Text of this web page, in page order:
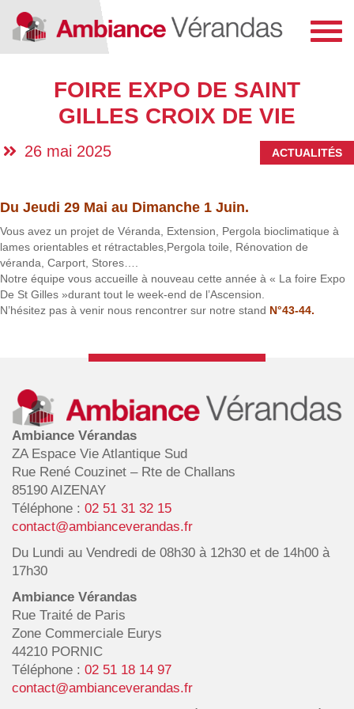
FOIRE EXPO DE SAINT
GILLES CROIX DE VIE
26 mai 2025 ACTUALITÉS
Du Jeudi 29 Mai au Dimanche 1 Juin.
Vous avez un projet de Véranda, Extension, Pergola bioclimatique à
lames orientables et rétractables,Pergola toile, Rénovation de
véranda, Carport, Stores….
Notre équipe vous accueille à nouveau cette année à « La foire Expo
De St Gilles »durant tout le week-end de l’Ascension.
N’hésitez pas à venir nous rencontrer sur notre stand N°43-44.
Ambiance Vérandas
ZA Espace Vie Atlantique Sud
Rue René Couzinet – Rte de Challans
85190 AIZENAY
Téléphone : 02 51 31 32 15
contact@ambianceverandas.fr
Du Lundi au Vendredi de 08h30 à 12h30 et de 14h00 à
17h30
Ambiance Vérandas
Rue Traité de Paris
Zone Commerciale Eurys
44210 PORNIC
Téléphone : 02 51 18 14 97
contact@ambianceverandas.fr